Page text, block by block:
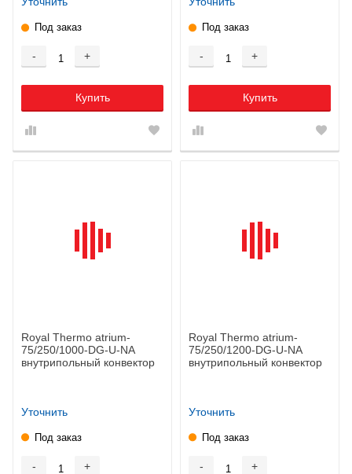
Под заказ
- +
Купить
Под заказ
- +
Купить
Royal Thermo atrium-
75/250/1000-DG-U-NA
внутрипольный конвектор
Уточнить
Под заказ
- +
Royal Thermo atrium-
75/250/1200-DG-U-NA
внутрипольный конвектор
Уточнить
Под заказ
- +